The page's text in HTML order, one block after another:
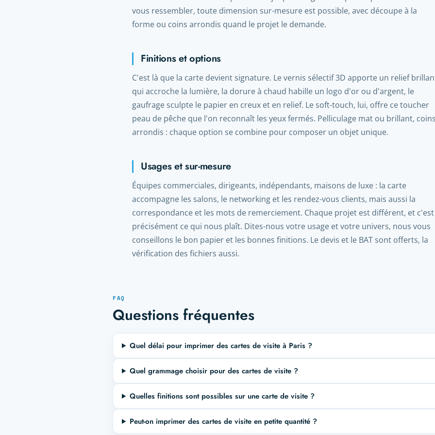
vous ressembler, toute dimension sur-mesure est possible, avec découpe à la
forme ou coins arrondis quand le projet le demande.
Finitions et options
C'est là que la carte devient signature. Le vernis sélectif 3D apporte un relief
qui accroche la lumière, la dorure à chaud habille un logo d'or ou d'argent, le
gaufrage sculpte le papier en creux et en relief. Le soft-touch, lui, offre ce toucher
peau de pêche que l'on reconnaît les yeux fermés. Pelliculage mat ou brillant,
arrondis : chaque option se combine pour composer un objet unique.
Usages et sur-mesure
Équipes commerciales, dirigeants, indépendants, maisons de luxe : la carte
accompagne les salons, le networking et les rendez-vous clients, mais aussi la
correspondance et les mots de remerciement. Chaque projet est différent, et c'est
précisément ce qui nous plaît. Dites-nous votre usage et votre univers, nous vous
conseillons le bon papier et les bonnes finitions. Le devis et le BAT sont offerts, la
vérification des fichiers aussi.
FAQ
Questions fréquentes
Quel délai pour imprimer des cartes de visite à Paris ?
Quel grammage choisir pour des cartes de visite ?
Quelles finitions sont possibles sur une carte de visite ?
Peut-on imprimer des cartes de visite en petite quantité ?